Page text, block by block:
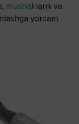
mushaklarni va
yordam